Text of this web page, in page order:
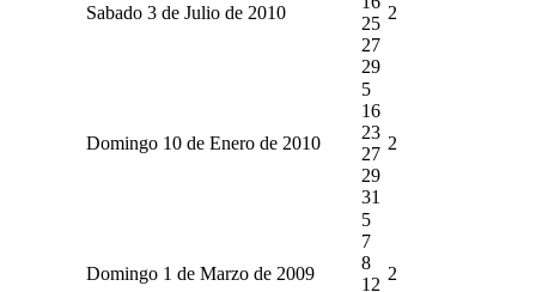
Sabado 3 de Julio de 2010
25
27
29
2
Domingo 10 de Enero de 2010
5
16
23
27
29
31
2
Domingo 1 de Marzo de 2009
5
7
8
12
2